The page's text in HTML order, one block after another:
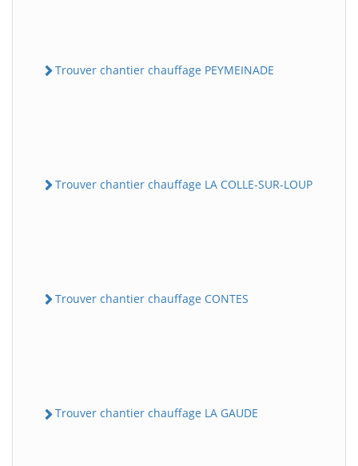
Trouver chantier chauffage PEYMEINADE
Trouver chantier chauffage LA COLLE-SUR-LOUP
Trouver chantier chauffage CONTES
Trouver chantier chauffage LA GAUDE